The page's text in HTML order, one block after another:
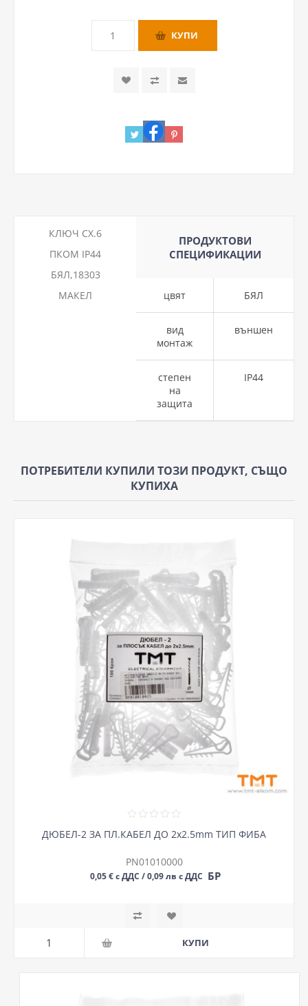
КЛЮЧ СХ.6
ПКОМ IP44
БЯЛ,18303
МАКЕЛ
ПРОДУКТОВИ
СПЕЦИФИКАЦИИ
цвят БЯЛ
вид
монтаж
външен
степен
на
защита
IP44
ПОТРЕБИТЕЛИ КУПИЛИ ТОЗИ ПРОДУКТ, СЪЩО
КУПИХА
ДЮБЕЛ-2 ЗА ПЛ.КАБЕЛ ДО 2х2.5mm ТИП ФИБА
PN01010000
0,05 € с ДДС / 0,09 лв с ДДС БР